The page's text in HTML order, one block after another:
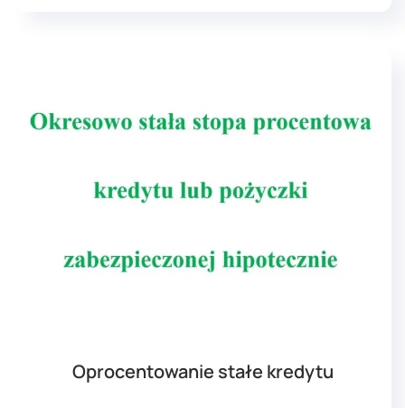
Oprocentowanie stałe kredytu